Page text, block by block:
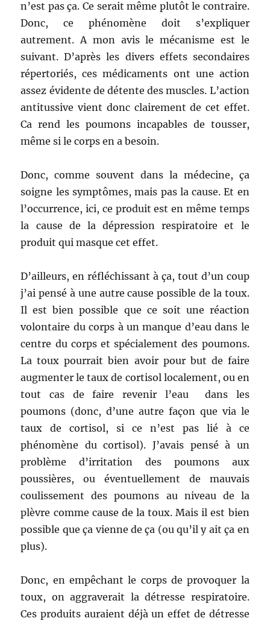
n’est pas ça. Ce serait même plutôt le contraire.
Donc, ce phénomène doit s’expliquer
autrement. A mon avis le mécanisme est le
suivant. D’après les divers effets secondaires
répertoriés, ces médicaments ont une action
assez évidente de détente des muscles. L’action
antitussive vient donc clairement de cet effet.
Ca rend les poumons incapables de tousser,
même si le corps en a besoin.
Donc, comme souvent dans la médecine, ça
soigne les symptômes, mais pas la cause. Et en
l’occurrence, ici, ce produit est en même temps
la cause de la dépression respiratoire et le
produit qui masque cet effet.
D’ailleurs, en réfléchissant à ça, tout d’un coup
j’ai pensé à une autre cause possible de la toux.
Il est bien possible que ce soit une réaction
volontaire du corps à un manque d’eau dans le
centre du corps et spécialement des poumons.
La toux pourrait bien avoir pour but de faire
augmenter le taux de cortisol localement, ou en
tout cas de faire revenir l’eau dans les
poumons (donc, d’une autre façon que via le
taux de cortisol, si ce n’est pas lié à ce
phénomène du cortisol). J’avais pensé à un
problème d’irritation des poumons aux
poussières, ou éventuellement de mauvais
coulissement des poumons au niveau de la
plèvre comme cause de la toux. Mais il est bien
possible que ça vienne de ça (ou qu’il y ait ça en
plus).
Donc, en empêchant le corps de provoquer la
toux, on aggraverait la détresse respiratoire.
Ces produits auraient déjà un effet de détresse